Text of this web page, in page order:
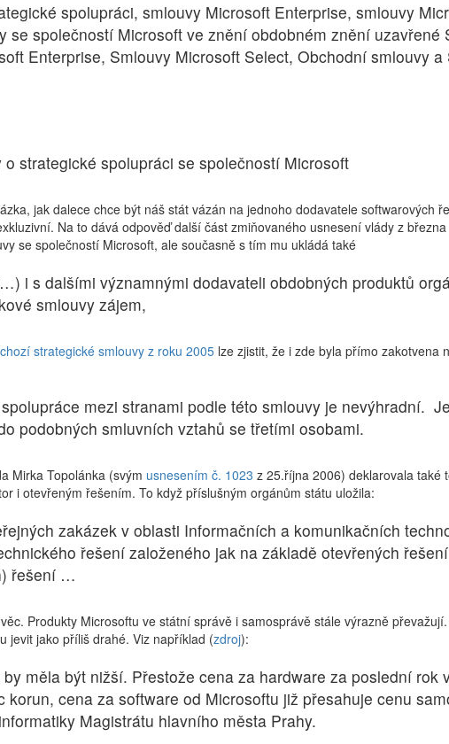
spolupráci, smlouvy Microsoft Enterprise, smlouvy
se společností Microsoft ve znění obdobném znění uzavřené
Enterprise, Smlouvy Microsoft Select, Obchodní smlouvy
strategické spolupráci se společností Microsoft
jak dalece chce být náš stát vázán na jednoho dodavatele softwarových
Na to dává odpověď další část zmiňovaného usnesení vlády z
se společností Microsoft, ale současně s tím mu ukládá také
i s dalšími významnými dodavateli obdobných produktů
smlouvy zájem,
strategické smlouvy z roku 2005 lze zjistit, že i zde byla přímo zakotvena
mezi stranami podle této smlouvy je nevýhradní.
podobných smluvních vztahů se třetími osobami.
Mirka Topolánka (svým usnesením č. 1023 z 25.října 2006) deklarovala také
i otevřeným řešením. To když příslušným orgánům státu uložila:
zakázek v oblasti Informačních a komunikačních
řešení založeného jak na základě otevřených
řešení …
Produkty Microsoftu ve státní správě i samosprávě stále výrazně
jevit jako příliš drahé. Viz například (zdroj):
měla být nižší. Přestože cena za hardware za poslední rok
korun, cena za software od Microsoftu již přesahuje cenu
Magistrátu hlavního města Prahy.